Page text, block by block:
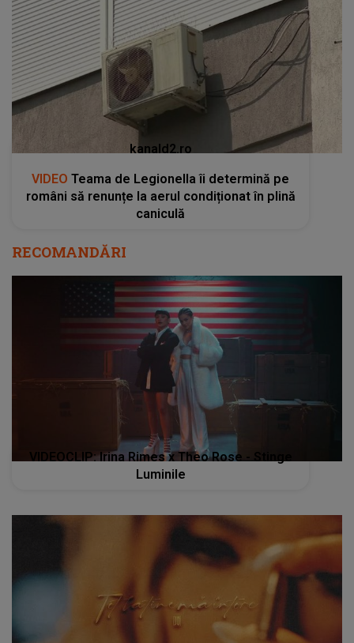
kanald2.ro
VIDEO Teama de Legionella îi determină pe
români să renunțe la aerul condiționat în plină
caniculă
RECOMANDĂRI
VIDEOCLIP: Irina Rimes x Theo Rose - Stinge
Luminile